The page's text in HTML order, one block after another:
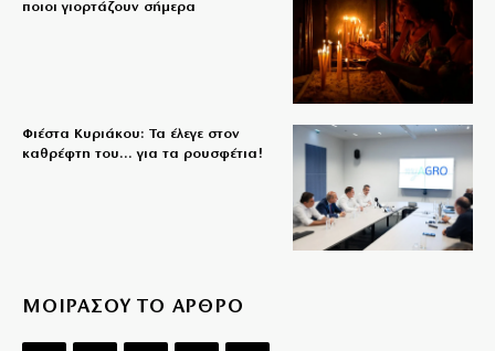
ποιοι γιορτάζουν σήμερα
Φιέστα Κυριάκου: Τα έλεγε στον
καθρέφτη του… για τα ρουσφέτια!
ΜΟΙΡΑΣΟΥ ΤΟ ΑΡΘΡΟ